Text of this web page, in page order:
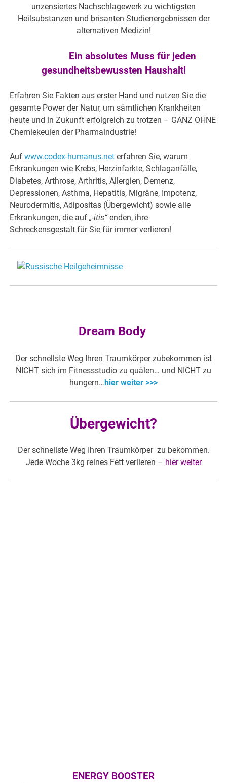
unzensiertes Nachschlagewerk zu wichtigsten
Heilsubstanzen und brisanten Studienergebnissen der
alternativen Medizin!
Ein absolutes Muss für jeden
gesundheitsbewussten Haushalt!
Erfahren Sie Fakten aus erster Hand und nutzen Sie die
gesamte Power der Natur, um sämtlichen Krankheiten
heute und in Zukunft erfolgreich zu trotzen – GANZ OHNE
Chemiekeulen der Pharmaindustrie!
Aufwww.codex-humanus.net erfahren Sie, warum
Erkrankungen wie Krebs, Herzinfarkte, Schlaganfälle,
Diabetes, Arthrose, Arthritis, Allergien, Demenz,
Depressionen, Asthma, Hepatitis, Migräne, Impotenz,
Neurodermitis, Adipositas (Übergewicht) sowie alle
Erkrankungen, die auf„-itis“enden, ihre
Schreckensgestalt für Sie für immer verlieren!
Dream Body
Der schnellste Weg Ihren Traumkörper zubekommen ist
NICHT sich im Fitnessstudio zu quälen… und NICHT zu
hungern… hier weiter >>>
Übergewicht?
Der schnellste Weg Ihren Traumkörper zu bekommen.
Jede Woche 3kg reines Fett verlieren – hier weiter
ENERGY BOOSTER